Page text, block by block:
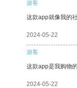
游客
这款app就像我的
2024-05-22
游客
这款app是我购物
2024-05-22